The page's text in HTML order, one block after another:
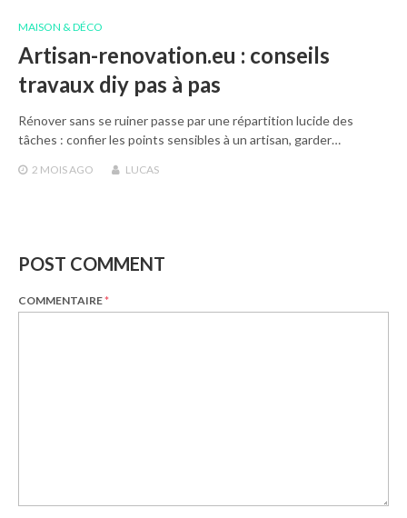
MAISON & DÉCO
Artisan-renovation.eu : conseils
travaux diy pas à pas
Rénover sans se ruiner passe par une répartition lucide des
tâches : confier les points sensibles à un artisan, garder…
2 MOIS AGO LUCAS
POST COMMENT
COMMENTAIRE*